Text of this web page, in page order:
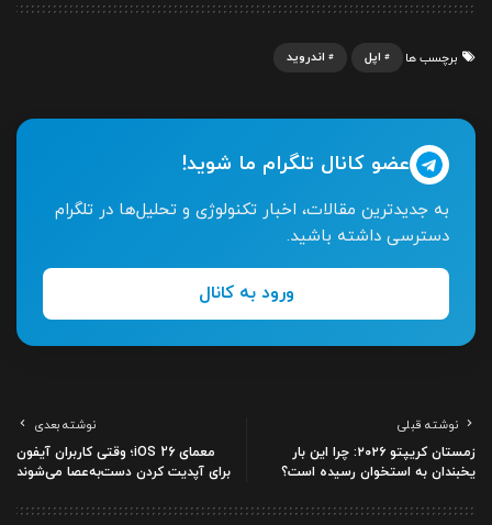
برچسب ها اپل اندروید
عضو کانال تلگرام ما شوید!
به جدیدترین مقالات، اخبار تکنولوژی و تحلیل‌ها در تلگرام
دسترسی داشته باشید.
ورود به کانال
نوشته قبلی
زمستان کریپتو ۲۰۲۶: چرا این بار
یخبندان به استخوان رسیده است؟
نوشته بعدی
معمای iOS 26؛ وقتی کاربران آیفون
برای آپدیت کردن دست‌به‌عصا می‌شوند